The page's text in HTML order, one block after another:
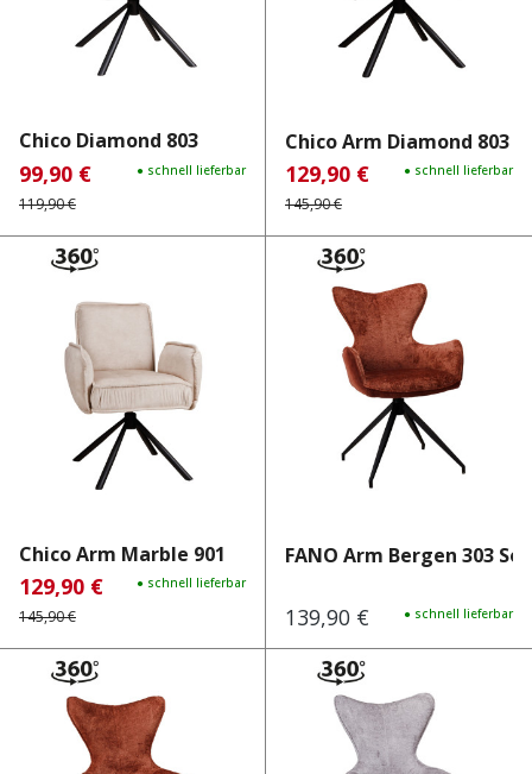
Chico Diamond 803
Verkaufspreis:
99,90 €
Regulärer Preis:
119,90 €
● schnell lieferbar
Chico Arm Diamond 803
Verkaufspreis:
129,90 €
Regulärer Preis:
145,90 €
● schnell lieferbar
Chico Arm Marble 901
Verkaufspreis:
129,90 €
Regulärer Preis:
145,90 €
● schnell lieferbar
FANO Arm Bergen 303
Regulärer Preis:
139,90 € ● schnell lieferbar